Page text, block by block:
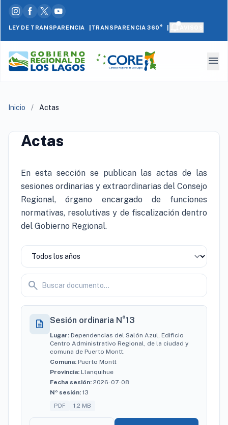
LEY DE TRANSPARENCIA | TRANSPARENCIA 360°
menu
Inicio / Actas
Actas
En esta sección se publican las actas de las
sesiones ordinarias y extraordinarias del Consejo
Regional, órgano encargado de funciones
normativas, resolutivas y de fiscalización dentro
del Gobierno Regional.
search
description Sesión ordinaria N°13
Lugar: Dependencias del Salón Azul, Edificio
Centro Administrativo Regional, de la ciudad y
comuna de Puerto Montt.
Comuna: Puerto Montt
Provincia: Llanquihue
Fecha sesión: 2026-07-08
Nº sesión: 13
PDF 1,2 MB